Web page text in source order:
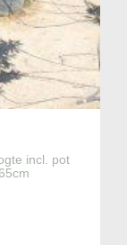
incl. pot